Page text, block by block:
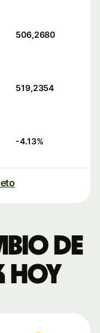
506,2680
519,2354
-4.13%
de
hoy